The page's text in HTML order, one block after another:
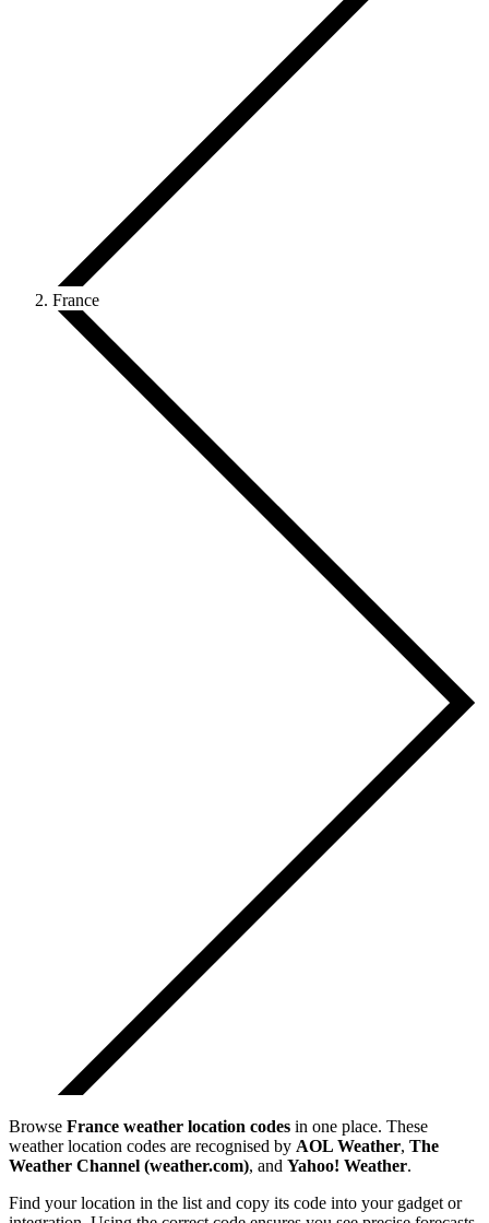
France
Browse France weather location codes in one place. These
weather location codes are recognised by AOL Weather, The
Weather Channel (weather.com), and Yahoo! Weather.
Find your location in the list and copy its code into your gadget or